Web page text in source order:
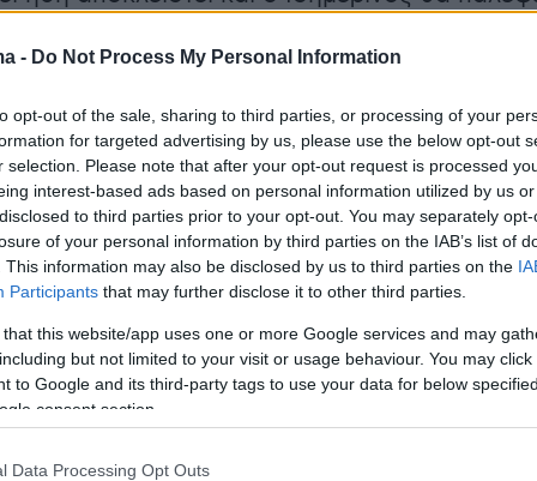
- Do Not Process My Personal Information
opt-out of the sale, sharing to third parties, or processing of your
for targeted advertising by us, please use the below opt-out
selection. Please note that after your opt-out request is processed
interest-based ads based on personal information utilized by us
to third parties prior to your opt-out. You may separately
of your personal information by third parties on the IAB’s list of
This information may also be disclosed by us to third parties on the
Participants that may further disclose it to other third parties.
that this website/app uses one or more Google services and may
but not limited to your visit or usage behaviour. You may
to Google and its third-party tags to use your data for below
consent section.
Data Processing Opt Outs
v-coli3xiuzjax)
πολύ γρήγορα το προβάδισμα στον
ένα λάθος γύρισμα του Καϊσέδο έδωσε
στον Κλάασεν να κερδίσει τη μπάλα λίγο έξω
και να τροφοδοτήσει τον Χάκπο. Ο φορ
έναν αριστερό «κεραυνό» που δεν
στον Γκαλίντες, κάνοντας το 1-0 για